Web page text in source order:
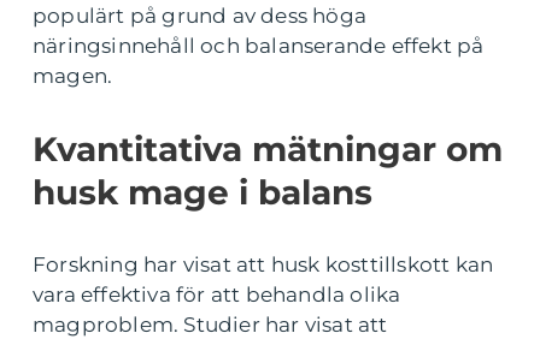
populärt på grund av dess höga
näringsinnehåll och balanserande effekt på
magen.
Kvantitativa mätningar om
husk mage i balans
Forskning har visat att husk kosttillskott kan
vara effektiva för att behandla olika
magproblem. Studier har visat att